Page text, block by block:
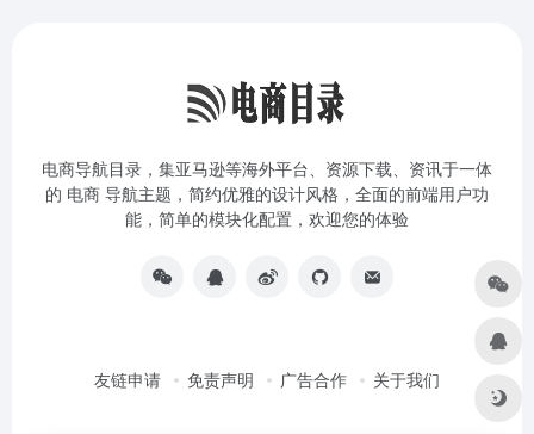
电商导航目录，集亚马逊等海外平台、资源下载、资讯于一体
的 电商 导航主题，简约优雅的设计风格，全面的前端用户功
能，简单的模块化配置，欢迎您的体验
友链申请 免责声明 广告合作 关于我们